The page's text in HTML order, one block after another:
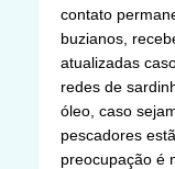
contato
buzianos,
atualizadas
redes de
óleo, caso
pescadores
preocupação é